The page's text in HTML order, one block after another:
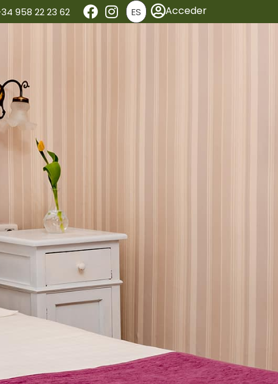
958 22 23 62 ES Acceder